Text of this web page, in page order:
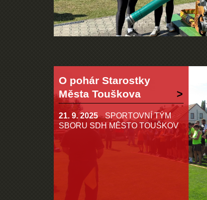
O pohár Starostky
Města Touškova
21. 9. 2025
SPORTOVNÍ TÝM
SBORU SDH MĚSTO TOUŠKOV